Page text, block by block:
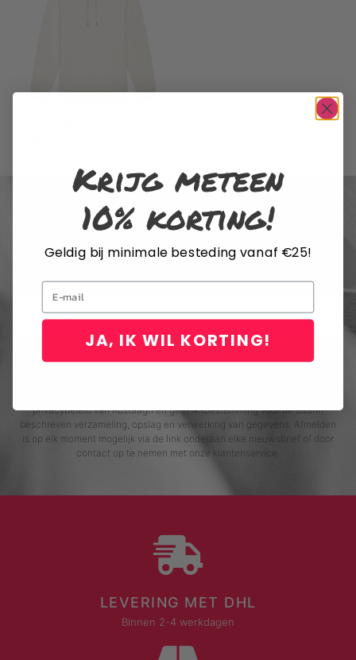
SCHRIJF JE IN VOOR DE NIEUWSBRIEF
privacybeleid van Rustaagh en geef ik toestemming voor de daarin
beschreven verzameling, opslag en verwerking van gegevens. Afmelden
is op elk moment mogelijk via de link onderaan elke nieuwsbrief of door
contact op te nemen met onze klantenservice.
LEVERING MET DHL
Binnen 2-4 werkdagen
Krijg meteen
10% korting!
Geldig bij minimale besteding vanaf €25!
Email
JA, IK WIL KORTING!